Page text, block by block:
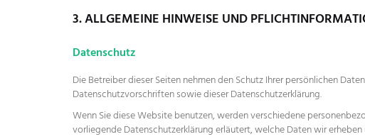
3. ALLGEMEINE HINWEISE UND
Datenschutz
Die Betreiber dieser Seiten nehmen den Schutz Ihrer persönlichen
Datenschutzvorschriften sowie dieser Datenschutzerklärung.
Wenn Sie diese Website benutzen, werden verschiedene
vorliegende Datenschutzerklärung erläutert, welche Daten wir